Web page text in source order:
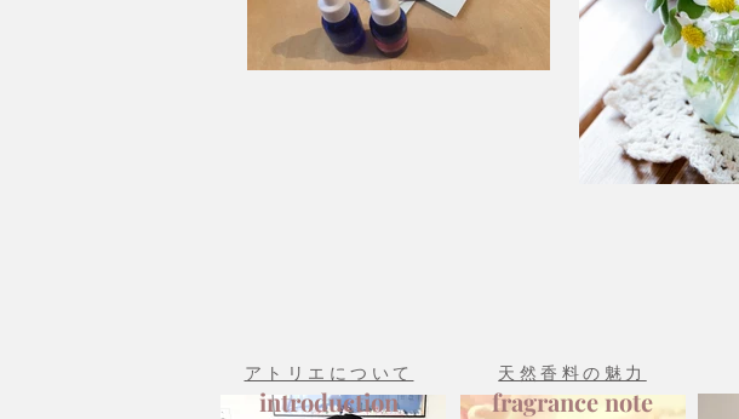
アトリエについて
introduction
天然香料の魅力
fragrance note